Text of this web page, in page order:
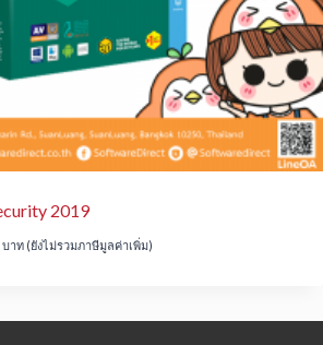
2019
บาท (ยังไม่รวมภาษีมูลค่าเพิ่ม)